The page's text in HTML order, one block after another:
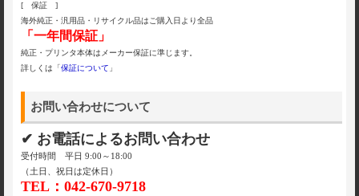
[ 保証 ]
海外純正・汎用品・リサイクル品はご購入日より全品
「一年間保証」
純正・プリンタ本体はメーカー保証に準じます。
詳しくは「保証について 」
お問い合わせについて
✔ お電話によるお問い合わせ
受付時間 平日 9:00～18:00
（土日、祝日は定休日）
TEL：042-670-9718